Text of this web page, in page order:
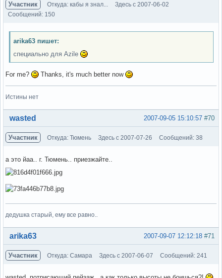
Участник Откуда: кабы я знал...
Здесь с 2007-06-02
Сообщений: 150
arika63 пишет:
специально для Azile
For me? Thanks, it's much better now
Истины нет
Вне форума #70
2007-09-05 15:10:57
wasted
Участник Откуда: Тюмень Здесь с 2007-07-26 Сообщений: 38
а это йаа.. г. Тюмень.. приезжайте..
дедушка старый, ему все равно..
Вне форума #71
2007-09-07 12:12:18
arika63
Участник Откуда: Самара Здесь с 2007-06-07 Сообщений: 241